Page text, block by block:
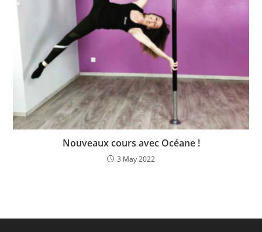
Nouveaux cours avec Océane !
3 May 2022